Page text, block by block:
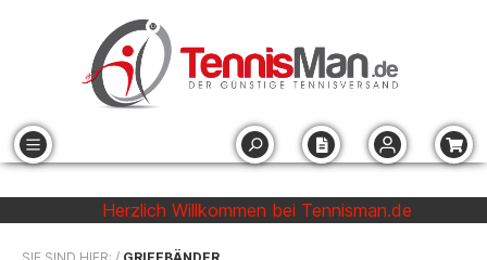
Herzlich Willkommen bei Tennisman.de